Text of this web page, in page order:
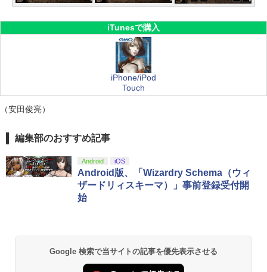
iTunesで購入
iPhone/iPod
Touch
（安田俊亮）
編集部のおすすめ記事
Android iOS
Android版、「Wizardry Schema（ウィ
ザードリィスキーマ）」事前登録受付開
始
Google 検索で当サイトの記事を優先表示させる